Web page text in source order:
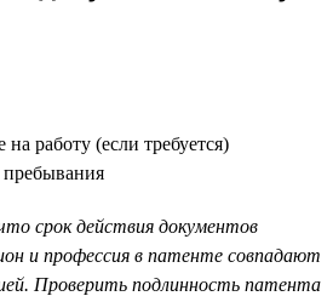
работу (если требуется)
пребывания
срок действия документов
и профессия в патенте совпадают
Проверить подлинность патента